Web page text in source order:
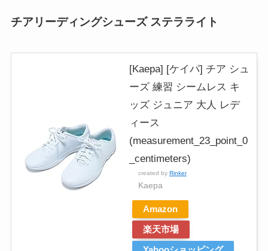
チアリーディングシューズ ステラライト
[Kaepa] [ケイパ] チア シュ
ーズ 練習 シームレス キ
ッズ ジュニア 大人 レデ
ィース
(measurement_23_point_0
_centimeters)
created by Rinker
Kaepa
Amazon
楽天市場